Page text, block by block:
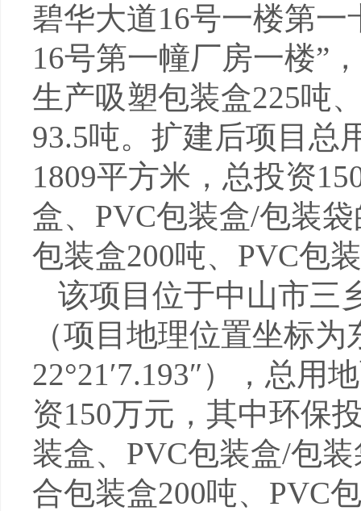
碧华大道16号一楼第一
16号第一幢厂房一楼”
生产吸塑包装盒225吨
93.5吨。扩建后项目总
1809平方米，总投资
盒、 PVC包装盒/包装
包装盒200吨、 PVC包
该项目位于中山市三
（项目地理位置坐标为
22°21′7.193″），总用
资150万元，其中环保
装盒、 PVC包装盒/包
合包装盒200吨、 PVC